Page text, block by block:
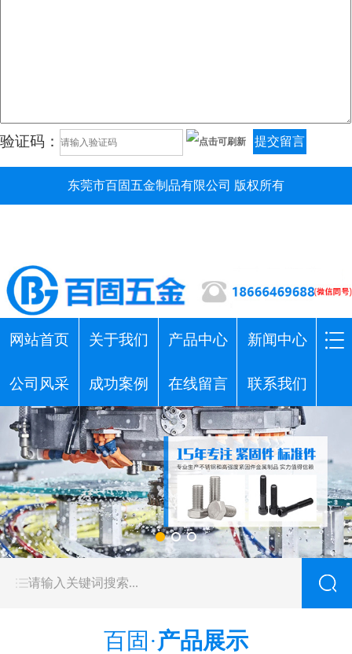
验证码： 提交留言
东莞市百固五金制品有限公司 版权所有
网站首页 关于我们 产品中心 新闻中心
公司风采 成功案例 在线留言 联系我们
百固·产品展示